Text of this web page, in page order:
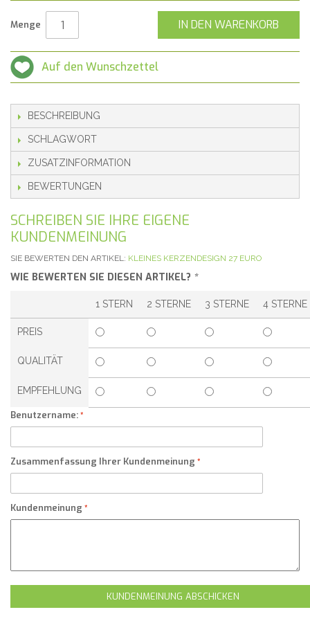
Menge IN DEN WARENKORB
Auf den Wunschzettel
BESCHREIBUNG
SCHLAGWORT
ZUSATZINFORMATION
BEWERTUNGEN
SCHREIBEN SIE IHRE EIGENE
KUNDENMEINUNG
SIE BEWERTEN DEN ARTIKEL: KLEINES KERZENDESIGN 27 EURO
WIE BEWERTEN SIE DIESEN ARTIKEL? *
1 STERN 2 STERNE 3 STERNE 4 STERNE
PREIS
QUALITÄT
EMPFEHLUNG
Benutzername:
Zusammenfassung Ihrer Kundenmeinung
Kundenmeinung
KUNDENMEINUNG ABSCHICKEN